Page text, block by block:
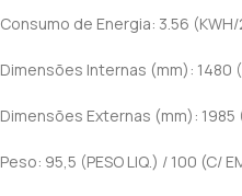
Consumo de Energia: 3.56
Dimensões Internas (mm): 1480
Dimensões Externas (mm): 1985
Peso: 95,5 (PESO LIQ.) / 100 (C/